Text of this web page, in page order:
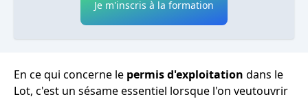
Je m'inscris à la formation
En ce qui concerne le permis d'exploitation dans le
Lot, c'est un sésame essentiel lorsque l'on veutouvrir